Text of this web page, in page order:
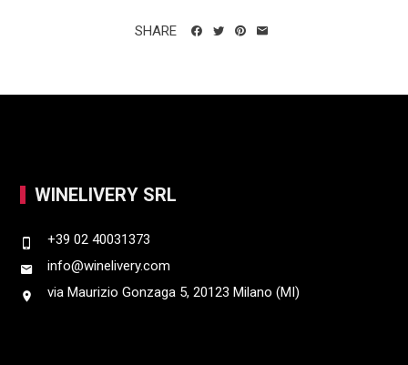
SHARE
WINELIVERY SRL
+39 02 40031373
info@winelivery.com
via Maurizio Gonzaga 5, 20123 Milano (MI)